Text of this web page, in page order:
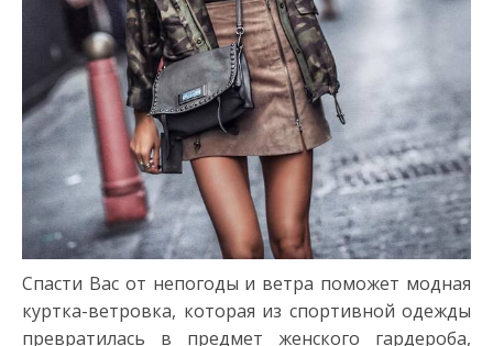
Спасти Вас от непогоды и ветра поможет модная
куртка-ветровка, которая из спортивной одежды
превратилась в предмет женского гардероба,